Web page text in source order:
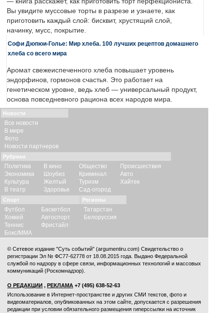
Вы увидите муссовые торты в разрезе и узнаете, как
приготовить каждый слой: бисквит, хрустящий слой,
начинку, мусс, покрытие.
Софи Дюпюи-Голье: Мир хлеба. 100 лучших рецептов домашнего
хлеба со всего мира
Аромат свежеиспеченного хлеба повышает уровень
эндорфинов, гормонов счастья. Это работает на
генетическом уровне, ведь хлеб — универсальный продукт,
основа повседневного рациона всех народов мира.
Новости
Все новости
В мире
Фото
Новости партнеров
Рубрики
Политика
Экономика
Культура
В театр
В кино
Шоубиз
Желтый
Здоровье
Общество
Криминал
Туризм
Сад-огород
Происшествия
Авто
Хайтек
Спорт
Футбол
Хоккей
Теннис
Бокс/ММА
Баскетбол
Автоспорт
Фристайл
Регионы
Татарстан
Белоруссия
© Сетевое издание "Суть событий" (argumentiru.com) Свидетельство о
регистрации Эл № ФС77-62778 от 18.08.2015 года. Выдано Федеральной
службой по надзору в сфере связи, информационных технологий и массовых
коммуникаций (Роскомнадзор).
О РЕДАКЦИИ , РЕКЛАМА +7 (495) 638-52-63
Использование в Интернет-пространстве и других СМИ текстов, фото и
видеоматериалов, опубликованных на этом сайте, допускается с разрешения
редакции при условии обязательного размещения гиперссылки на источник